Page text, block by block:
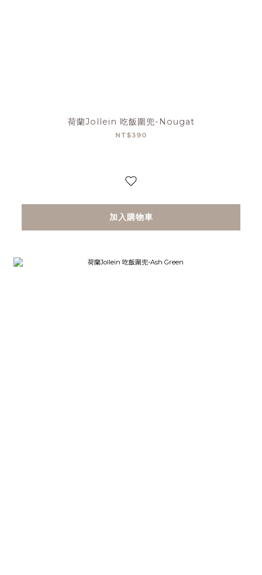
荷蘭Jollein 吃飯圍兜-Nougat
NT$390
加入購物車